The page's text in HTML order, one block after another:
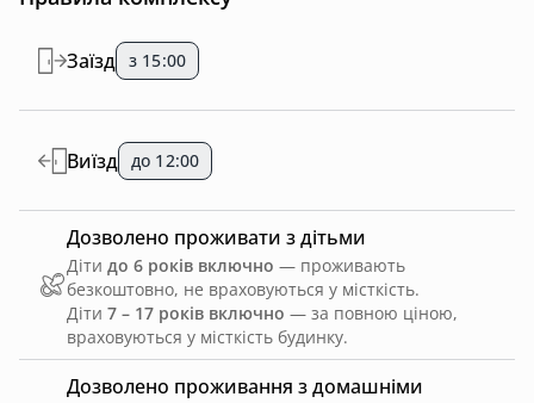
Дозволено проживання з домашніми
Заїзд з 15:00
Виїзд до 12:00
Дозволено проживати з дітьми
Діти до 6 років включно — проживають
безкоштовно, не враховуються у місткість.
Діти 7 – 17 років включно — за повною ціною,
враховуються у місткість будинку.